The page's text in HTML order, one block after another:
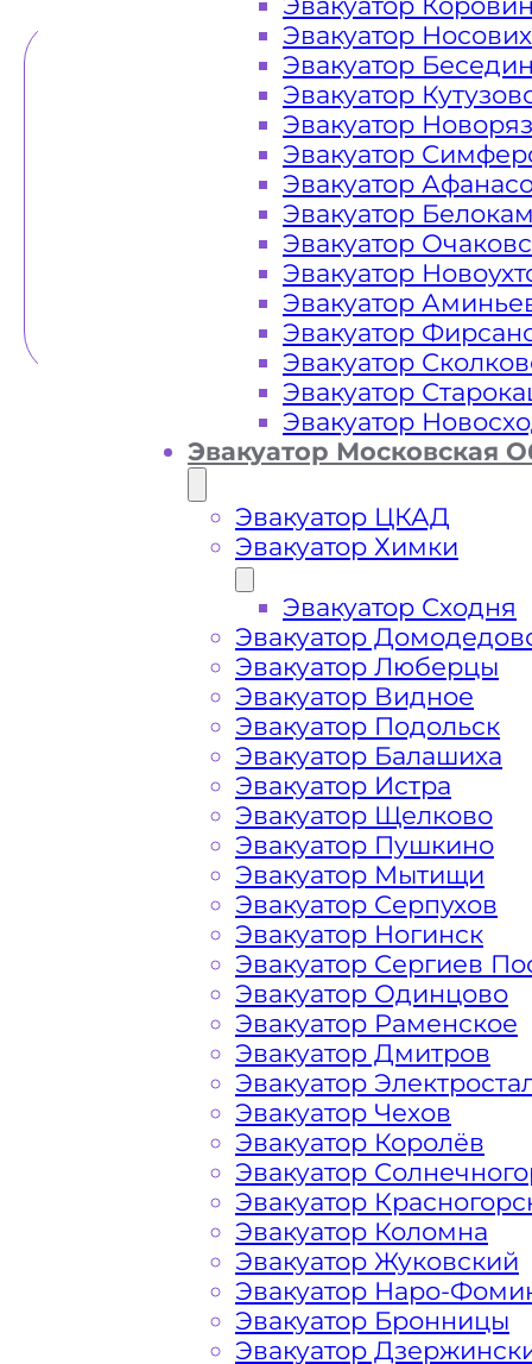
Как
Новая?
Перевозка автомобиля по
круглосуточно и срочно – это
возникшие проблемы с
предложить вам свои услуги по
нас вы найдете все, что нужно для
авто: доступные цены,
большим опытом работы. Мы
Эвакуатор
Эвакуатор
Эвакуатор
Эвакуатор
Эвакуатор
Эвакуатор
Эвакуатор
Эвакуатор
Эвакуатор
Эвакуатор
Эвакуатор
Эвакуатор
Эвакуатор
Эвакуатор
Эвакуатор Московская
Эвакуатор ЦКАД
Эвакуатор Химки
Эвакуатор Сходня
Эвакуатор
Эвакуатор Люберцы
Эвакуатор Видное
Эвакуатор Подольск
Эвакуатор Балашиха
Эвакуатор Истра
Эвакуатор Щелково
Эвакуатор Пушкино
Эвакуатор Мытищи
Эвакуатор Серпухов
Эвакуатор Ногинск
Эвакуатор Сергиев
Эвакуатор Одинцово
Эвакуатор Раменское
Эвакуатор Дмитров
Эвакуатор
Эвакуатор Чехов
Эвакуатор Королёв
Эвакуатор
Эвакуатор
Эвакуатор Коломна
Эвакуатор Жуковский
Эвакуатор Наро-
Эвакуатор Бронницы
Эвакуатор